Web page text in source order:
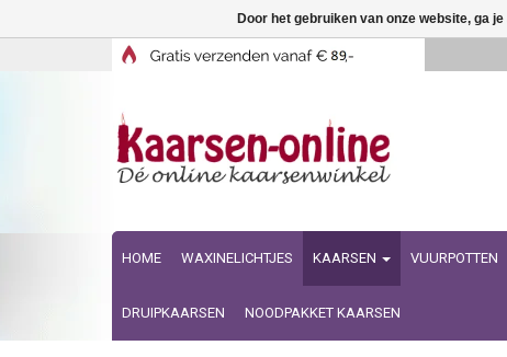
HOME WAXINELICHTJES KAARSEN VUURPOTTEN
DRUIPKAARSEN NOODPAKKET KAARSEN
Door het gebruiken van onze website, ga